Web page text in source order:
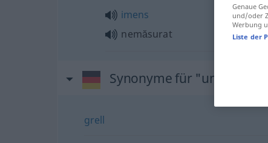
imens
nemăsurat
Synonyme für
grell
Genaue
und/oder
Werbung
Liste der